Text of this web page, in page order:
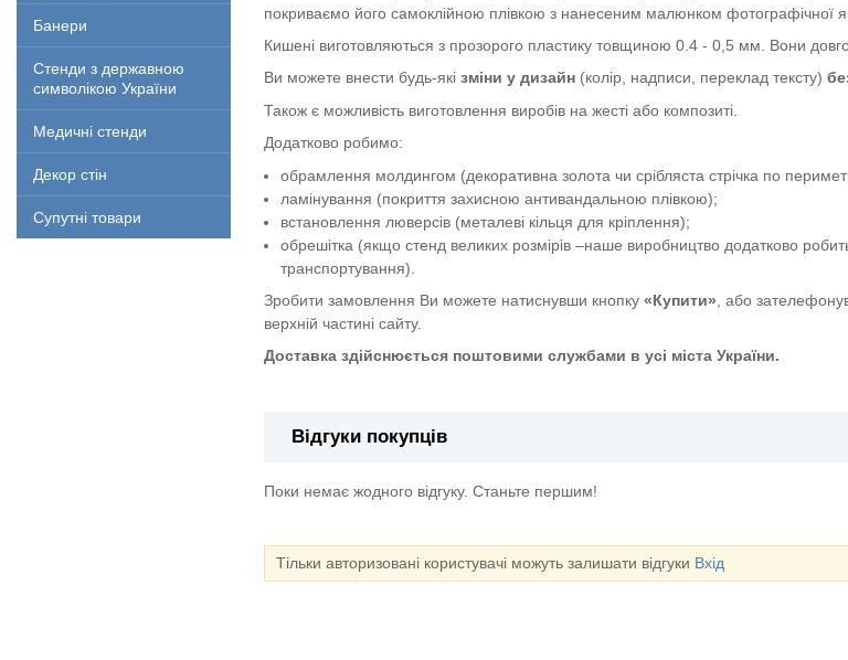
Банери
Стенди з державною
символікою України
Медичні стенди
Декор стін
Супутні товари
покриваємо його самоклійною плівкою з нанесеним малюнком фотографічної
Кишені виготовляються з прозорого пластику товщиною 0.4 - 0,5 мм. Вони
Ви можете внести будь-які зміни у дизайн (колір, надписи, переклад тексту)
Також є можливість виготовлення виробів на жесті або композиті.
Додатково робимо:
обрамлення молдингом (декоративна золота чи срібляста стрічка по
ламінування (покриття захисною антивандальною плівкою);
встановлення люверсів (металеві кільця для кріплення);
обрешітка (якщо стенд великих розмірів –наше виробництво додатково
транспортування).
Зробити замовлення Ви можете натиснувши кнопку «Купити» , або
верхній частині сайту.
Доставка здійснюється поштовими службами в усі міста України.
Відгуки покупців
Поки немає жодного відгуку. Станьте першим!
Тільки авторизовані користувачі можуть залишати відгуки Вхід